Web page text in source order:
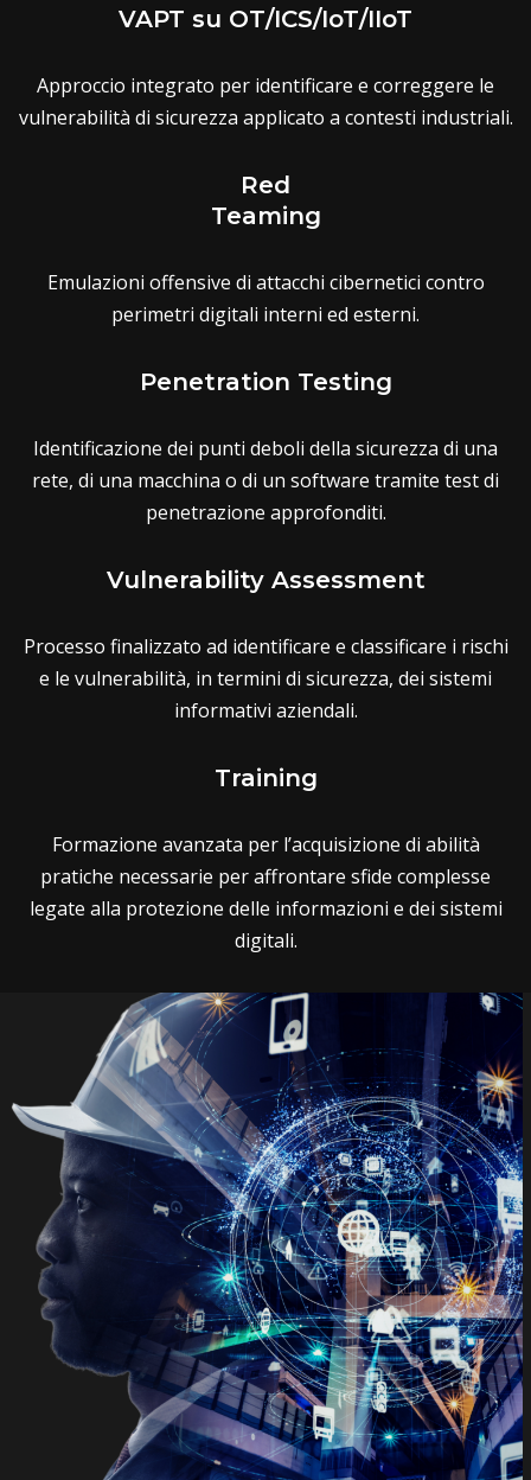
VAPT su OT/ICS/IoT/IIoT
Approccio integrato per identificare e correggere le
vulnerabilità di sicurezza applicato a contesti industriali.
Red
Teaming
Emulazioni offensive di attacchi cibernetici contro
perimetri digitali interni ed esterni.
Penetration Testing
Identificazione dei punti deboli della sicurezza di una
rete, di una macchina o di un software tramite test di
penetrazione approfonditi.
Vulnerability Assessment
Processo finalizzato ad identificare e classificare i rischi
e le vulnerabilità, in termini di sicurezza, dei sistemi
informativi aziendali.
Training
Formazione avanzata per l’acquisizione di abilità
pratiche necessarie per affrontare sfide complesse
legate alla protezione delle informazioni e dei sistemi
digitali.